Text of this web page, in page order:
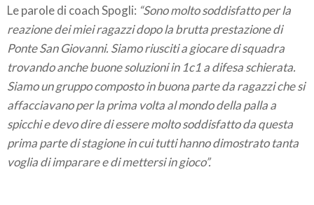
Le parole di coach Spogli: “Sono molto soddisfatto per la
reazione dei miei ragazzi dopo la brutta prestazione di
Ponte San Giovanni. Siamo riusciti a giocare di squadra
trovando anche buone soluzioni in 1c1 a difesa schierata.
Siamo un gruppo composto in buona parte da ragazzi che si
affacciavano per la prima volta al mondo della palla a
spicchi e devo dire di essere molto soddisfatto da questa
prima parte di stagione in cui tutti hanno dimostrato tanta
voglia di imparare e di mettersi in gioco”.